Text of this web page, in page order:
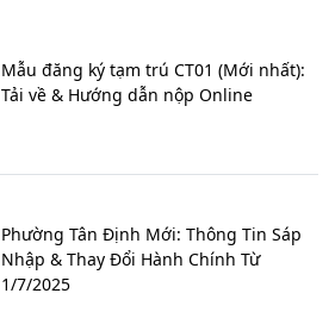
Mẫu đăng ký tạm trú CT01 (Mới nhất):
Tải về & Hướng dẫn nộp Online
Phường Tân Định Mới: Thông Tin Sáp
Nhập & Thay Đổi Hành Chính Từ
1/7/2025